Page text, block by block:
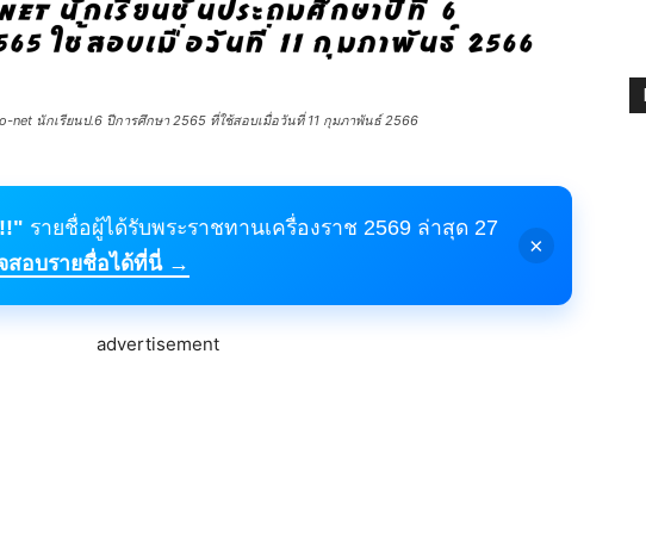
net นักเรียนป.6 ปีการศึกษา 2565 ที่ใช้สอบเมื่อวันที่ 11 กุมภาพันธ์ 2566
รายชื่อผู้ได้รับพระราชทานเครื่องราช 2569 ล่าสุด 27
สอบรายชื่อได้ที่นี่ →
×
advertisement